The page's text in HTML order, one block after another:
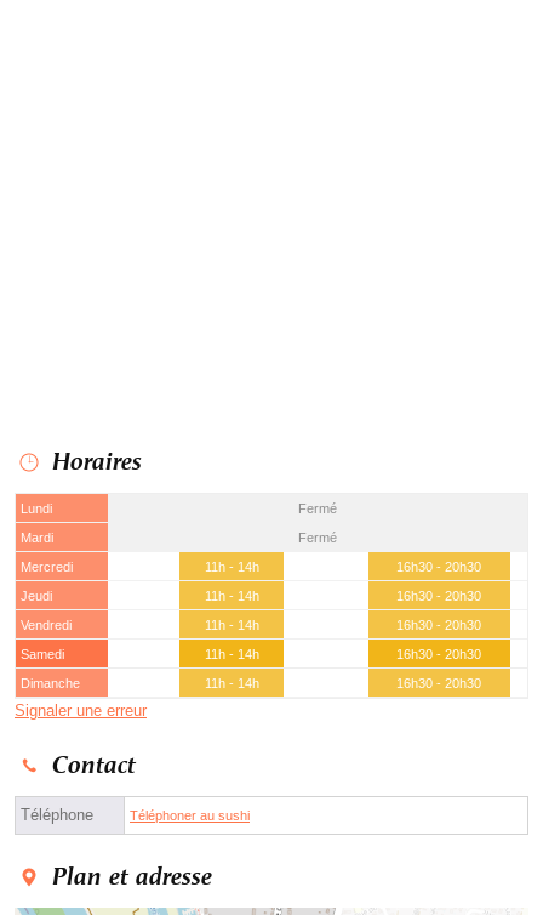
Horaires
Lundi
Fermé
Mardi
Fermé
Mercredi
11h - 14h
16h30 - 20h30
Jeudi
11h - 14h
16h30 - 20h30
Vendredi
11h - 14h
16h30 - 20h30
Samedi
11h - 14h
16h30 - 20h30
Dimanche
11h - 14h 16h30 - 20h30
Signaler une erreur
Contact
Téléphone Téléphoner au sushi
Plan et adresse